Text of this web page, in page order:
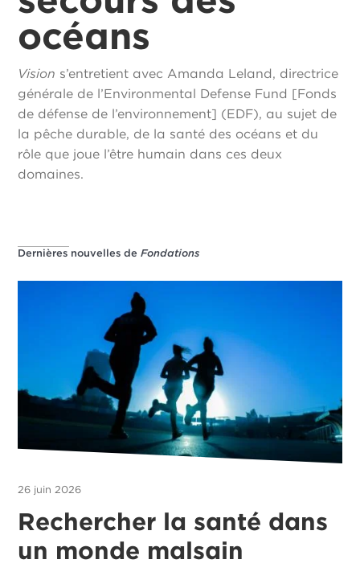
océans
Vision s’entretient avec Amanda Leland, directrice
générale de l’Environmental Defense Fund [Fonds
de défense de l’environnement] (EDF), au sujet de
la pêche durable, de la santé des océans et du
rôle que joue l’être humain dans ces deux
domaines.
Dernières nouvelles deFondations
26 juin 2026
Rechercher la santé dans
un monde malsain